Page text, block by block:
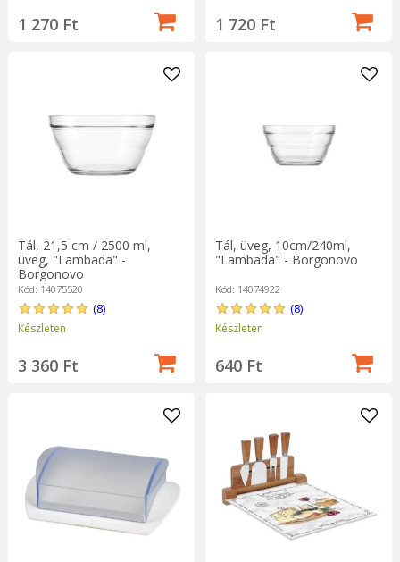
1 270 Ft 1 720 Ft
Tál, 21,5 cm / 2500 ml,
üveg, "Lambada" -
Borgonovo
Kód: 14075520
(8)
Készleten
3 360 Ft
Tál, üveg, 10cm/240ml,
"Lambada" - Borgonovo
Kód: 14074922
(8)
Készleten
640 Ft